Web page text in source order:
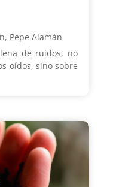
, Pepe Alamán
de ruidos, no
oídos, sino sobre